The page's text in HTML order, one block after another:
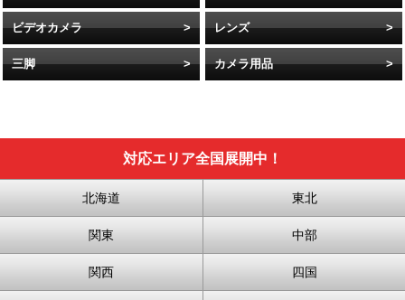
ビデオカメラ レンズ
三脚 カメラ用品
対応エリア全国展開中！
北海道 東北
関東 中部
関西 四国